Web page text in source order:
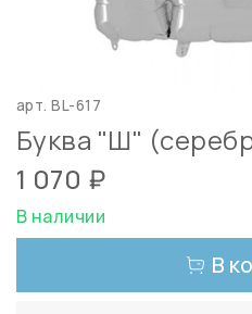
арт.BL-617
Буква "Ш"
1 070 ₽
В наличии
В